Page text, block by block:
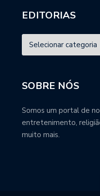
EDITORIAS
SOBRE NÓS
Somos um portal de
entretenimento,
muito mais.